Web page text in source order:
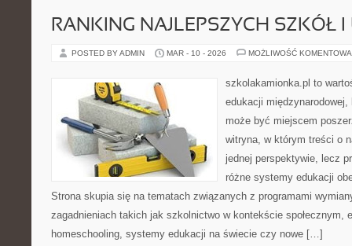
RANKING NAJLEPSZYCH SZKÓŁ I
POSTED BY ADMIN MAR - 10 - 2026 MOŻLIWOŚĆ
szkolakamionka.pl to
edukacji
może być miejscem
witryna, w którym treści o
jednej perspektywie, lecz
różne systemy edukacji
Strona skupia się na tematach związanych z programami
zagadnieniach takich jak szkolnictwo w kontekście społecznym,
homeschooling, systemy edukacji na świecie czy nowe […]